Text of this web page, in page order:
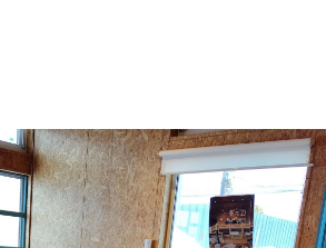
简体中文
사진 갤러리